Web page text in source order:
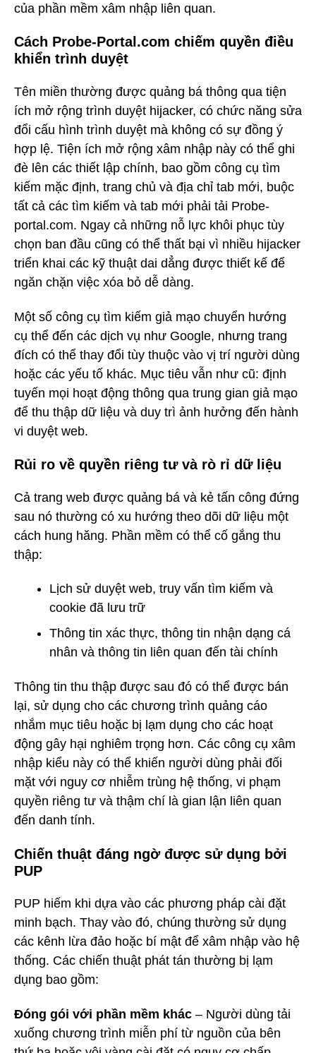
của phần mềm xâm nhập liên quan.
Cách Probe-Portal.com chiếm quyền điều
khiển trình duyệt
Tên miền thường được quảng bá thông qua tiện
ích mở rộng trình duyệt hijacker, có chức năng sửa
đổi cấu hình trình duyệt mà không có sự đồng ý
hợp lệ. Tiện ích mở rộng xâm nhập này có thể ghi
đè lên các thiết lập chính, bao gồm công cụ tìm
kiếm mặc định, trang chủ và địa chỉ tab mới, buộc
tất cả các tìm kiếm và tab mới phải tải Probe-
portal.com. Ngay cả những nỗ lực khôi phục tùy
chọn ban đầu cũng có thể thất bại vì nhiều hijacker
triển khai các kỹ thuật dai dẳng được thiết kế để
ngăn chặn việc xóa bỏ dễ dàng.
Một số công cụ tìm kiếm giả mạo chuyển hướng
cụ thể đến các dịch vụ như Google, nhưng trang
đích có thể thay đổi tùy thuộc vào vị trí người dùng
hoặc các yếu tố khác. Mục tiêu vẫn như cũ: định
tuyến mọi hoạt động thông qua trung gian giả mạo
để thu thập dữ liệu và duy trì ảnh hưởng đến hành
vi duyệt web.
Rủi ro về quyền riêng tư và rò rỉ dữ liệu
Cả trang web được quảng bá và kẻ tấn công đứng
sau nó thường có xu hướng theo dõi dữ liệu một
cách hung hăng. Phần mềm có thể cố gắng thu
thập:
Lịch sử duyệt web, truy vấn tìm kiếm và
cookie đã lưu trữ
Thông tin xác thực, thông tin nhận dạng cá
nhân và thông tin liên quan đến tài chính
Thông tin thu thập được sau đó có thể được bán
lại, sử dụng cho các chương trình quảng cáo
nhắm mục tiêu hoặc bị lạm dụng cho các hoạt
động gây hại nghiêm trọng hơn. Các công cụ xâm
nhập kiểu này có thể khiến người dùng phải đối
mặt với nguy cơ nhiễm trùng hệ thống, vi phạm
quyền riêng tư và thậm chí là gian lận liên quan
đến danh tính.
Chiến thuật đáng ngờ được sử dụng bởi
PUP
PUP hiếm khi dựa vào các phương pháp cài đặt
minh bạch. Thay vào đó, chúng thường sử dụng
các kênh lừa đảo hoặc bí mật để xâm nhập vào hệ
thống. Các chiến thuật phát tán thường bị lạm
dụng bao gồm:
Đóng gói với phần mềm khác – Người dùng tải
xuống chương trình miễn phí từ nguồn của bên